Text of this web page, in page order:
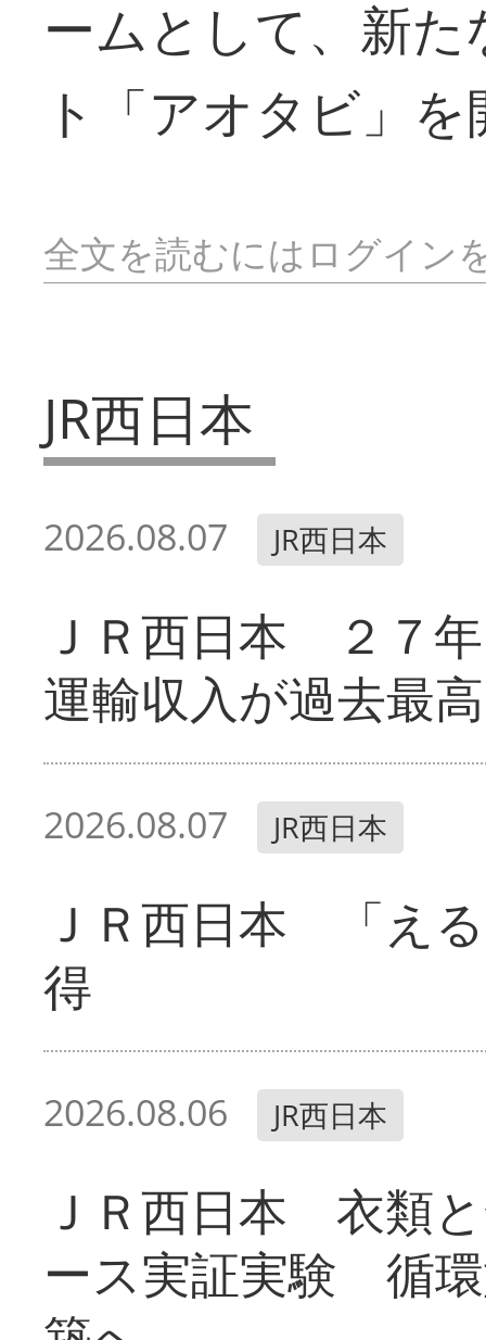
ームとして、新
ト「アオタビ」
全文を読むにはログイン
JR西日本
2026.08.07 JR西日本
ＪＲ西日本 ２７
運輸収入が過去最高
2026.08.07 JR西日本
ＪＲ西日本 「え
得
2026.08.06 JR西日本
ＪＲ西日本 衣類
ース実証実験 循